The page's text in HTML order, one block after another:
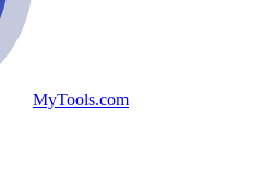
MyTools.com